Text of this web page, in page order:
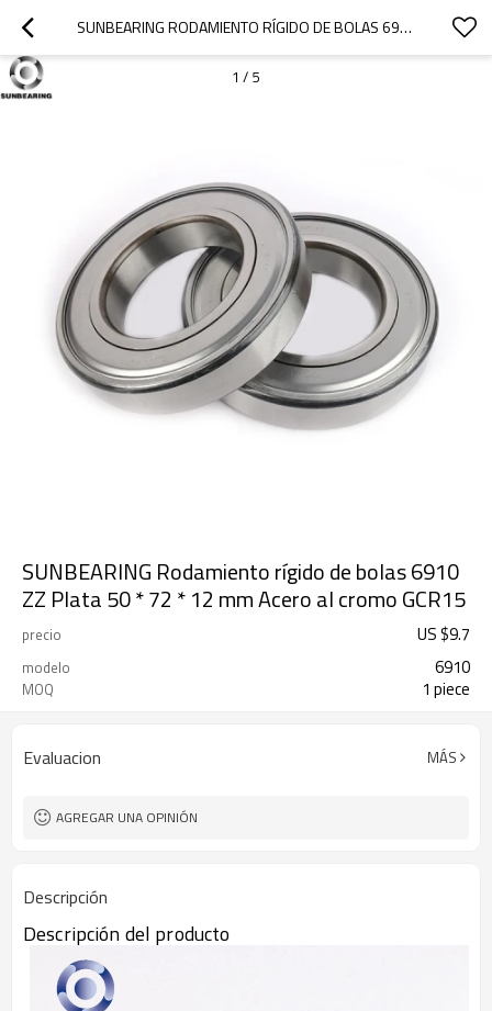
SUNBEARING RODAMIENTO RÍGIDO DE BOLAS 6910 ZZ PLATA 50 * 72 * 12 MM ACERO AL CROMO GCR15
1 / 5
SUNBEARING Rodamiento rígido de bolas 6910
ZZ Plata 50 * 72 * 12 mm Acero al cromo GCR15
precio US $9.7
modelo 6910
MOQ 1 piece
Evaluacion MÁS
AGREGAR UNA OPINIÓN
Descripción
Descripción del producto